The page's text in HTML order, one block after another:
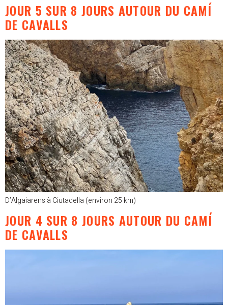
JOUR 5 SUR 8 JOURS AUTOUR DU CAMÍ
DE CAVALLS
D’Algaiarens à Ciutadella (environ 25 km)
JOUR 4 SUR 8 JOURS AUTOUR DU CAMÍ
DE CAVALLS